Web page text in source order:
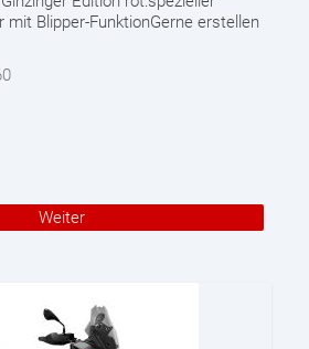
mit Blipper-FunktionGerne erstellen
Weiter